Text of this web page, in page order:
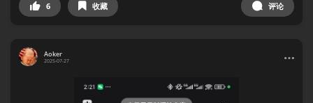
6 收藏 评论
Aoker
2025-07-27